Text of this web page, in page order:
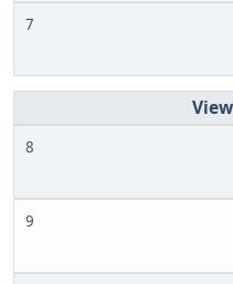
7
8
9